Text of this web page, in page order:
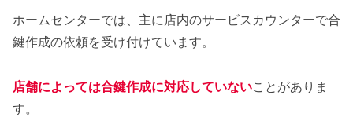
ホームセンターでは、主に店内のサービスカウンターで合
鍵作成の依頼を受け付けています。
店舗によっては合鍵作成に対応していないことがありま
す。